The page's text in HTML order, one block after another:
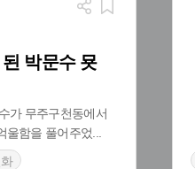
박문수 묫
가 무주구천동에서
울함을 풀어주었